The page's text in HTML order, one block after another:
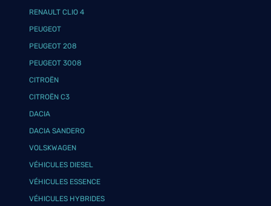
RENAULT CLIO 4
PEUGEOT
PEUGEOT 208
PEUGEOT 3008
CITROËN
CITROËN C3
DACIA
DACIA SANDERO
VOLSKWAGEN
VÉHICULES DIESEL
VÉHICULES ESSENCE
VÉHICULES HYBRIDES